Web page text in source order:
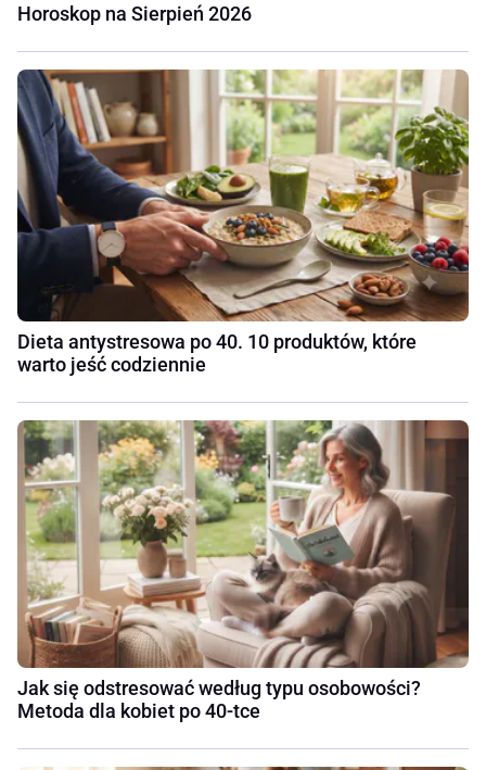
Horoskop na Sierpień 2026
Dieta antystresowa po 40. 10 produktów, które
warto jeść codziennie
Jak się odstresować według typu osobowości?
Metoda dla kobiet po 40-tce